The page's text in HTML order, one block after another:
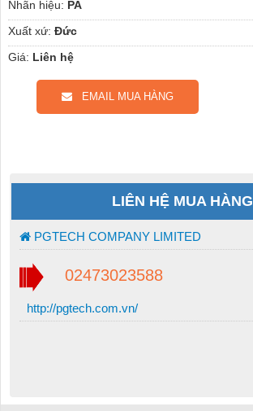
Nhãn hiệu: PA
Xuất xứ: Đức
Giá: Liên hệ
EMAIL MUA HÀNG
LIÊN HỆ MUA HÀNG
PGTECH COMPANY LIMITED
02473023588
http://pgtech.com.vn/